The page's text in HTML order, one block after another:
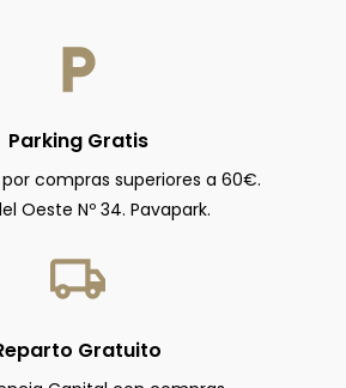
Parking Gratis
por compras superiores a 60€.
Oeste Nº 34. Pavapark.
Gratuito